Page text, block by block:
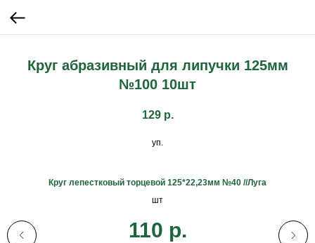
Круг абразивный для липучки 125мм
№100 10шт
129 р.
уп.
Круг лепестковый торцевой 125*22,23мм №40 //Луга
шт
110 р.